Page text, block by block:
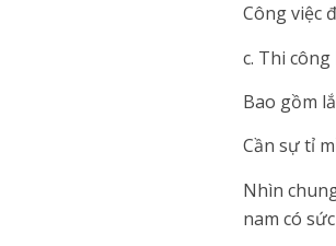
Công việc
c. Thi
Bao gồm
Cần sự tỉ
Nhìn
nam có